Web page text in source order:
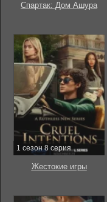
Спартак: Дом Ашура
1 сезон 8 серия
Жестокие игры